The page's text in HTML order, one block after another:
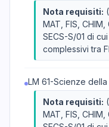
Nota requisiti:
MAT, FIS, CHIM,
SECS-S/01 di
complessivi tra
LM 61-Scienze
Nota requisiti:
MAT, FIS, CHIM,